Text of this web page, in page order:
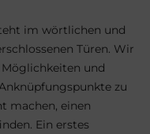
im wörtlichen und
Türen. Wir
und
zu
machen, einen
Ein erstes